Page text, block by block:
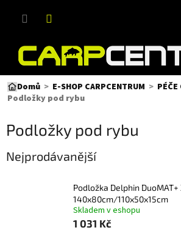
Domů E-SHOP CARPCENTRUM
PÉČE
Podložky pod rybu
Podložky pod rybu
Nejprodávanější
Podložka Delphin DuoMAT+
140x80cm/110x50x15cm
Skladem v eshopu
1 031 Kč